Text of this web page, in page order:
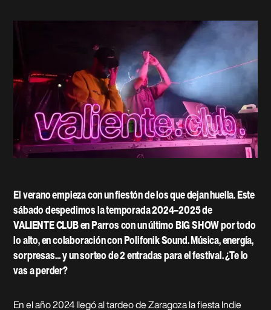
El verano empieza con un fiestón de los que dejan huella. Este
sábado despedimos la temporada 2024–2025 de
VALIENTE CLUB en Parros con un último BIG SHOW por todo
lo alto, en colaboración con Polifonik Sound. Música, energía,
sorpresas… y un sorteo de 2 entradas para el festival. ¿Te lo
vas a perder?
En el año 2024 llegó al tardeo de Zaragoza la fiesta Indie